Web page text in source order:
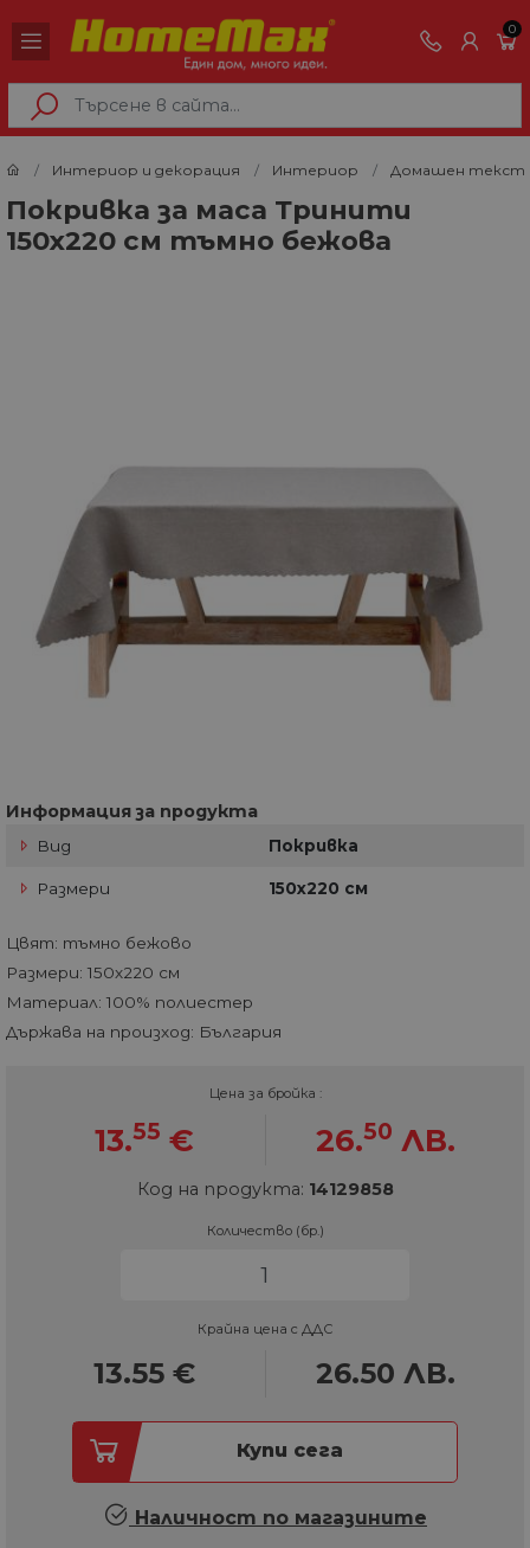
0
Интериор и декорация Интериор Домашен
Покривка за маса Тринити
150х220 см тъмно бежова
Информация за продукта
Вид Покривка
Размери 150х220 см
Цвят: тъмно бежово
Размери: 150х220 см
Материал: 100% полиестер
Държава на произход: България
Цена за бройка :
13.55 € 26.50 ЛВ.
Код на продукта: 14129858
Количество (бр.)
Крайна цена с ДДС
13.55 € 26.50 ЛВ.
Купи сега
Наличност по магазините